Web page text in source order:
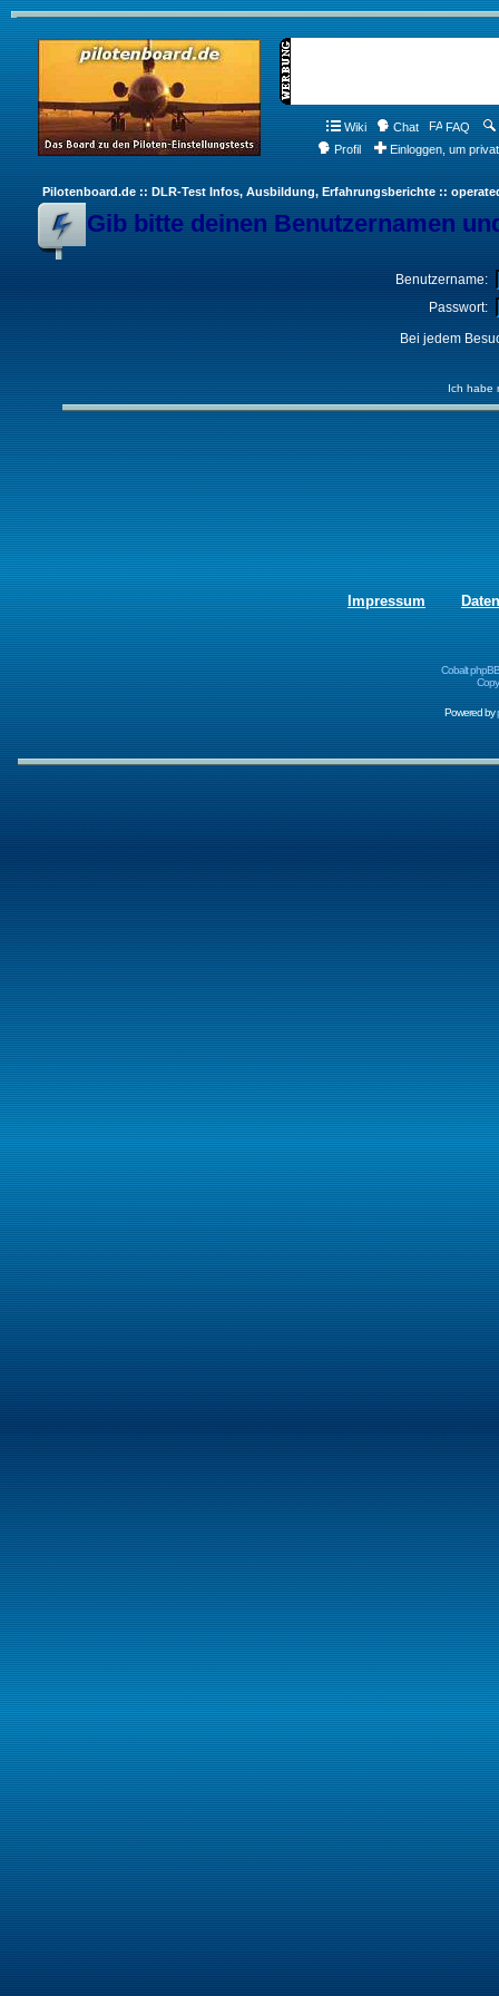
Wiki Chat FAQ
Profil
Einloggen, um
Pilotenboard.de :: DLR-Test Infos, Ausbildung, Erfahrungsberichte ::
Gib bitte deinen Benutzernamen
Benutzername:
Passwort:
Bei jedem
Ich habe
Impressum
Cobalt
Powered by